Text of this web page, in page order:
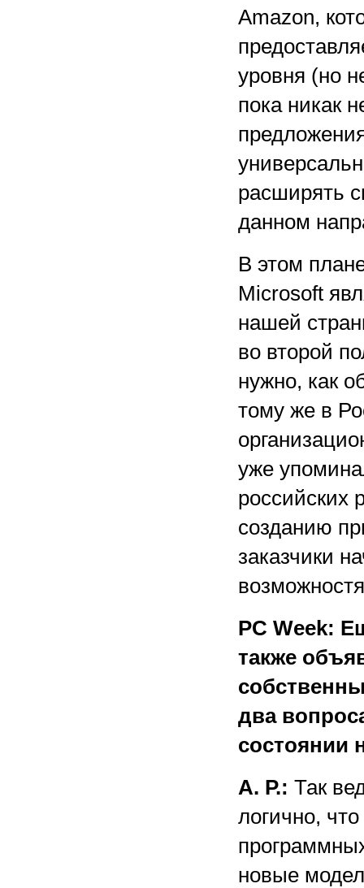
Amazon,
уровня (но
пока никак
расширять
данном
В этом
Microsoft
нашей
во второй
нужно, как
тому же в
уже
российских
созданию
заказчики
PС Week:
также
два
состоянии
А. Р.: Так
логично,
новые